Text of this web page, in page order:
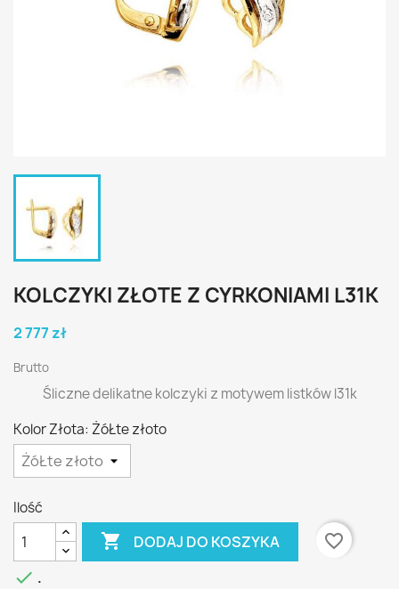
KOLCZYKI ZŁOTE Z CYRKONIAMI L31K
2 777 zł
Brutto
Śliczne delikatne kolczyki z motywem listków l31k
Kolor Złota: ŻóŁte złoto
Ilość
 DODAJ DO KOSZYKA
favorite_border
 .